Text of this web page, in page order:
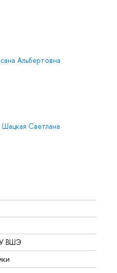
Альбертовна
Шацкая Светлана
ВШЭ